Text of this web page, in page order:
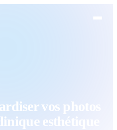
vos photos
esthétique